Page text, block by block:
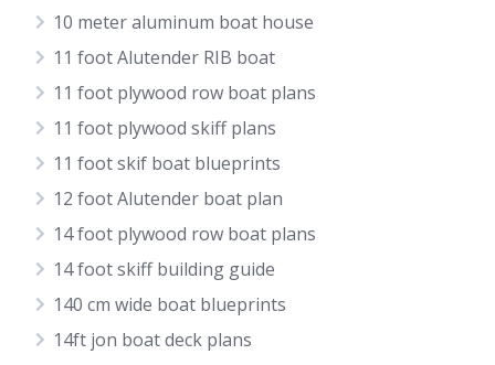
10 meter aluminum boat house
11 foot Alutender RIB boat
11 foot plywood row boat plans
11 foot plywood skiff plans
11 foot skif boat blueprints
12 foot Alutender boat plan
14 foot plywood row boat plans
14 foot skiff building guide
140 cm wide boat blueprints
14ft jon boat deck plans